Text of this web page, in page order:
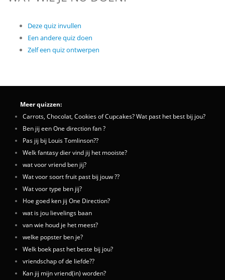
Deze quiz invullen
Een andere quiz doen
Zelf een quiz ontwerpen
Meer quizzen:
Carrots, Chocolat, Cookies of Cupcakes? Wat past het best bij jou?
Ben jij een One direction fan ?
Pas jij bij Louis Tomlinson??
Welk fantasy dier vind jij het mooiste?
wat voor vriend ben jij?
Wat voor soort fruit past bij jouw ??
Wat voor type ben jij?
Hoe goed ken jij One Direction?
wat is jou lievelings baan
van wie houd je het meest?
welke popster ben je?
Welk boek past het beste bij jou?
vriendschap of de liefde??
Kan jij mijn vriend(in) worden?